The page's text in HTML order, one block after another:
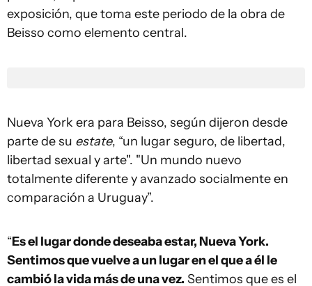
exposición, que toma este periodo de la obra de
Beisso como elemento central.
Nueva York era para Beisso, según dijeron desde
parte de su estate, “un lugar seguro, de libertad,
libertad sexual y arte". "Un mundo nuevo
totalmente diferente y avanzado socialmente en
comparación a Uruguay”.
“Es el lugar donde deseaba estar, Nueva York.
Sentimos que vuelve a un lugar en el que a él le
cambió la vida más de una vez. Sentimos que es el